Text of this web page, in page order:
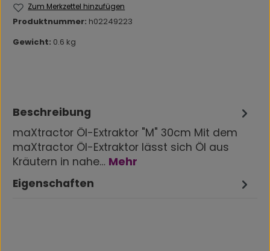
Zum Merkzettel hinzufügen
Produktnummer: h02249223
Gewicht: 0.6 kg
Beschreibung
maXtractor Öl-Extraktor "M" 30cm Mit dem
maXtractor Öl-Extraktor lässt sich Öl aus
Kräutern in nahe… Mehr
Eigenschaften